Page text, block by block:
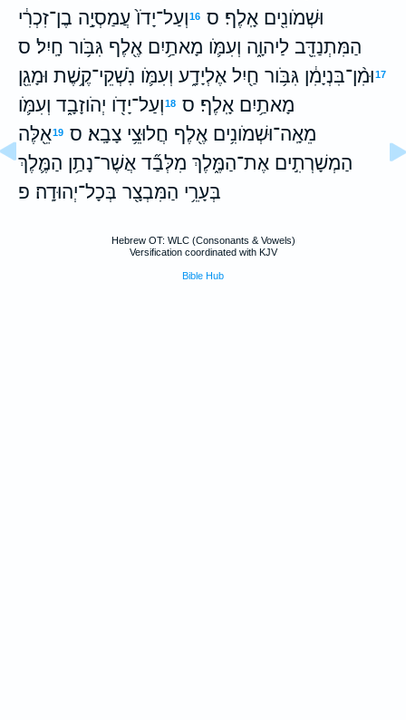
וּשְׁמֹונִ֖ים אָֽלֶף׃ ס 16וְעַל־יָדֹו֙ עֲמַסְיָ֣ה בֶן־זִכְרִ֔י
הַמִּתְנַדֵּ֖ב לַיהוָ֑ה וְעִמֹּ֛ו מָאתַ֥יִם אֶ֖לֶף גִּבֹּ֥ור חָֽיִל׃ ס
17וּמִ֨ן־בִּנְיָמִ֔ן גִּבֹּ֥ור חַ֖יִל אֶלְיָדָ֑ע וְעִמֹּ֛ו נֹֽשְׁקֵי־קֶ֥שֶׁת וּמָגֵ֖ן
מָאתַ֥יִם אָֽלֶף׃ ס 18וְעַל־יָדֹ֖ו יְהֹוזָבָ֑ד וְעִמֹּ֛ו
מֵאָֽה־וּשְׁמֹונִ֥ים אֶ֖לֶף חֲלוּצֵ֥י צָבָֽא׃ ס 19אֵ֖לֶּה
הַמְשָׁרְתִ֣ים אֶת־הַמֶּ֑לֶךְ מִלְּבַ֞ד אֲשֶׁר־נָתַ֥ן הַמֶּ֛לֶךְ
בְּעָרֵ֥י הַמִּבְצָ֖ר בְּכָל־יְהוּדָֽה׃ פ
Hebrew OT: WLC (Consonants & Vowels)
Versification coordinated with KJV
Bible Hub